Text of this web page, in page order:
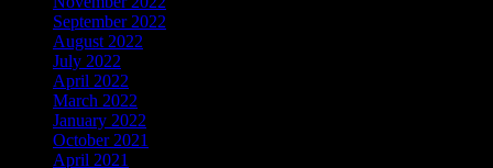
September 2022
August 2022
July 2022
April 2022
March 2022
January 2022
October 2021
April 2021